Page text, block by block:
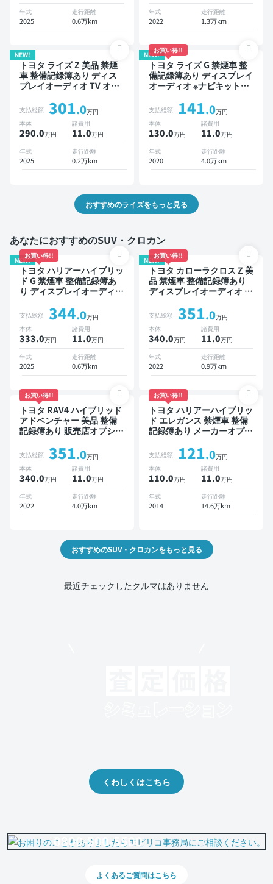
年式
2025
走行距離
0.6万km
年式
2022
走行距離
1.3万km
NEW!
トヨタ ライズ Z 美品 禁煙
車 整備記録簿あり ディス
プレイオーディオ TV オー
ETC バックモニター 全方
位カメラ 衝突軽減
支払総額 301.0万円
本体
290.0万円
諸費用
11.0万円
年式
2025
走行距離
0.2万km
NEW!
お買い得!!
トヨタ ライズ G 禁煙車 整
備記録簿あり ディスプレイ
オーディオ ※ナビキットあ
モニター スマートキー
ETC 全方位カメラ 衝突軽
減
支払総額 141.0万円
本体
130.0万円
諸費用
11.0万円
年式
2020
走行距離
4.0万km
おすすめのライズをもっと見る
あなたにおすすめのSUV・クロカン
NEW!
お買い得!!
トヨタ ハリアーハイブリッ
ド G 禁煙車 整備記録簿あ
り ディスプレイオーディオ
ニター デジタルインナーミ
ラー オートクルーズ ワイ
ヤレスキー ETC 電動バッ
クドア バックモニター 全
方位カメラ ドライブレコー
ダー 衝突軽減
支払総額 344.0万円
本体
333.0万円
諸費用
11.0万円
年式
2025
走行距離
0.6万km
NEW!
お買い得!!
トヨタ カローラクロス Z 美
品 禁煙車 整備記録簿あり
ディスプレイオーディオ ※
スポットモニター オートク
ルーズ スマートキー ETC
電動バックドア バックモニ
ター 全方位カメラ ドライ
ブレコーダー 衝突軽減
支払総額 351.0万円
本体
340.0万円
諸費用
11.0万円
年式
2022
走行距離
0.9万km
お買い得!!
トヨタ RAV4 ハイブリッド
アドベンチャー 美品 整備
記録簿あり 販売店オプショ
ットモニター デジタルイン
ナーミラー オートクルーズ
スマートキー ETC バック
モニター ドライブレコーダ
ー 衝突軽減
支払総額 351.0万円
本体
340.0万円
諸費用
11.0万円
年式
2022
走行距離
4.0万km
お買い得!!
トヨタ ハリアーハイブリッ
ド エレガンス 禁煙車 整備
記録簿あり メーカーオプシ
ETC バックモニター ドラ
イブレコーダー
支払総額 121.0万円
本体
110.0万円
諸費用
11.0万円
年式
2014
走行距離
14.6万km
おすすめのSUV・クロカンをもっと見る
最近チェックしたクルマはありません
くわしくはこちら
0800-500-5500
よくあるご質問はこちら